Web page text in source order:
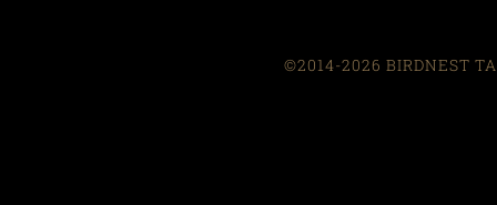
©2014-2026 BIRDNEST